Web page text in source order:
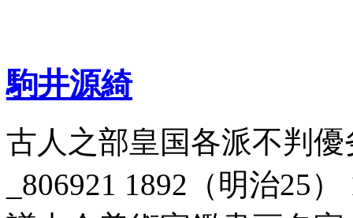
駒井源綺
古人之部皇国各派不判
_806921 1892（明治25